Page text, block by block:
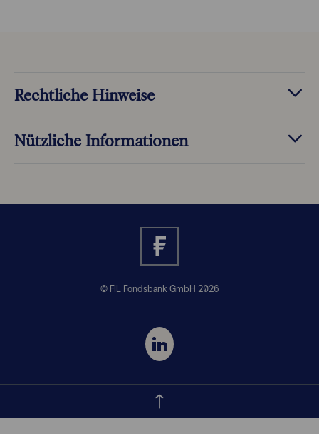
Rechtliche Hinweise
Nützliche Informationen
© FIL Fondsbank GmbH 2026